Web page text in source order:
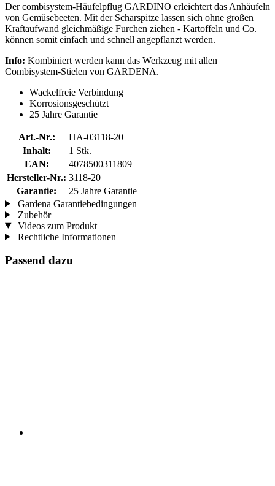
Der combisystem-Häufelpflug GARDINO erleichtert das Anhäufeln
von Gemüsebeeten. Mit der Scharspitze lassen sich ohne großen
Kraftaufwand gleichmäßige Furchen ziehen - Kartoffeln und Co.
können somit einfach und schnell angepflanzt werden.
Info: Kombiniert werden kann das Werkzeug mit allen
Combisystem-Stielen von GARDENA.
Wackelfreie Verbindung
Korrosionsgeschützt
25 Jahre Garantie
Art.-Nr.:
HA-03118-20
Inhalt:
1 Stk.
EAN:
4078500311809
Hersteller-Nr.: 3118-20
Garantie:
25 Jahre Garantie
Gardena Garantiebedingungen
Zubehör
Videos zum Produkt
Rechtliche Informationen
Passend dazu